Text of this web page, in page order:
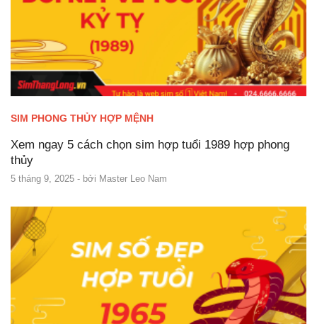
SIM PHONG THỦY HỢP MỆNH
Xem ngay 5 cách chọn sim hợp tuổi 1989 hợp phong
thủy
5 tháng 9, 2025 - bởi Master Leo Nam